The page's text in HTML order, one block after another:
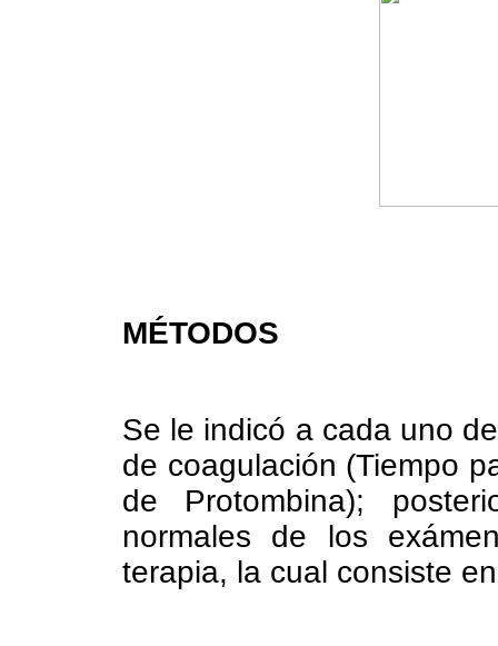
MÉTODOS
Se le indicó a cada uno
de coagulación (Tiempo
de Protombina);
normales de los
terapia, la cual consiste